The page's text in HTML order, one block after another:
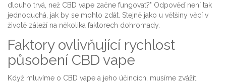
dlouho trvá, než CBD vape začne fungovat?" Odpověď není tak
jednoduchá, jak by se mohlo zdát. Stejně jako u většiny věcí v
životě záleží na několika faktorech dohromady.
Faktory ovlivňující rychlost
působení CBD vape
Když mluvíme o CBD vape a jeho účincích, musíme zvážit